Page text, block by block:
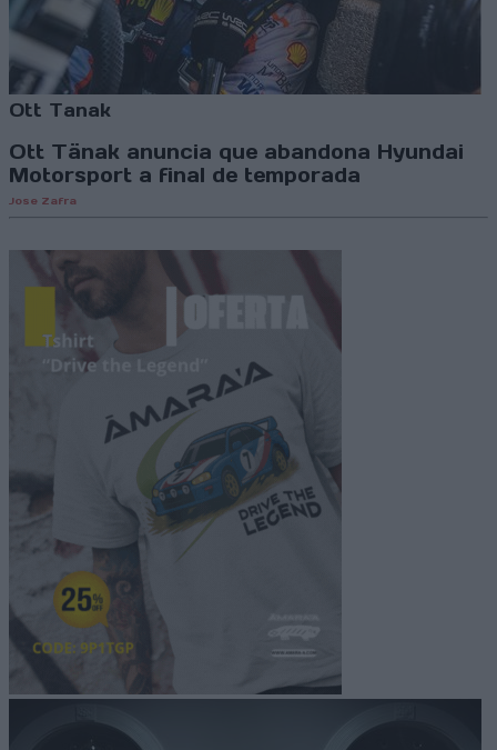
Ott Tanak
Ott Tänak anuncia que abandona Hyundai
Motorsport a final de temporada
Jose Zafra